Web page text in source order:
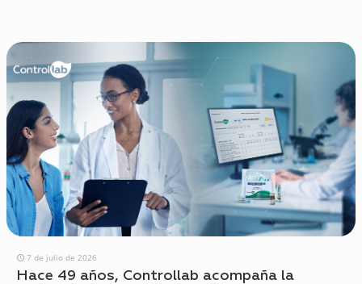
7 de julio de 2026
Hace 49 años, Controllab acompaña la